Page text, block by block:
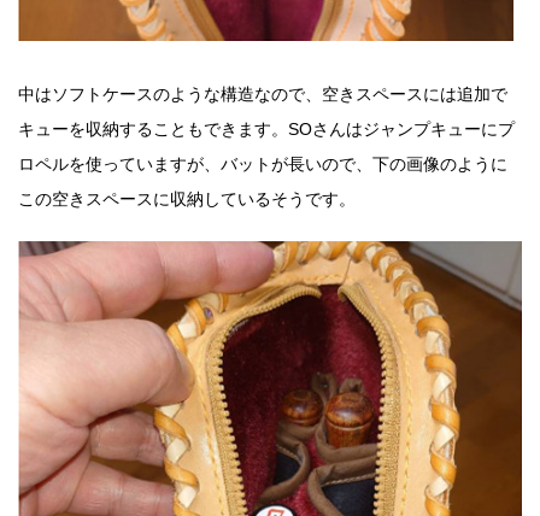
中はソフトケースのような構造なので、空きスペースには追加で
キューを収納することもできます。SOさんはジャンプキューにプ
ロペルを使っていますが、バットが長いので、下の画像のように
この空きスペースに収納しているそうです。